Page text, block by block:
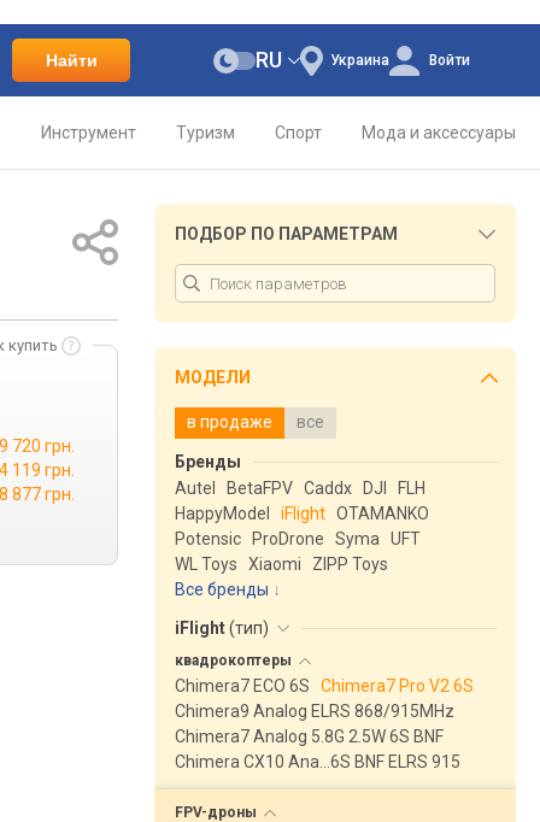
Найти Украина
RU Войти
Инструмент Туризм Спорт Мода и аксессуары
купить
9 720 грн.
119 грн.
8 877 грн.
ПОДБОР ПО ПАРАМЕТРАМ
МОДЕЛИ
в продаже все
Бренды
Autel
BetaFPV Caddx DJI
FLH
HappyModel
iFlight OTAMANKO
Potensic
ProDrone Syma
UFT
WL Toys
Xiaomi
ZIPP Toys
Все бренды
iFlight(тип)
квадрокоптеры
Chimera7 ECO 6S
Chimera7 Pro V2 6S
Chimera9 Analog ELRS 868/915MHz
Chimera7 Analog 5.8G 2.5W 6S BNF
Chimera CX10 Ana…6S BNF ELRS 915
FPV-дроны